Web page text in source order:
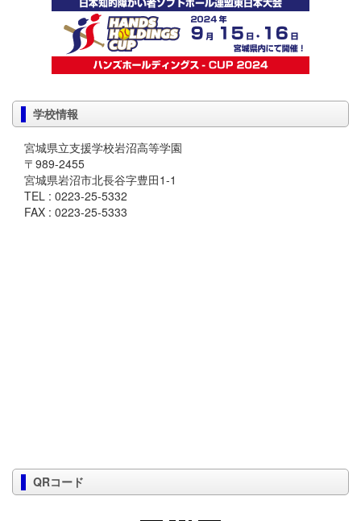
学校情報
宮城県立支援学校岩沼高等学園
〒989-2455
宮城県岩沼市北長谷字豊田1-1
TEL : 0223-25-5332
FAX : 0223-25-5333
QRコード